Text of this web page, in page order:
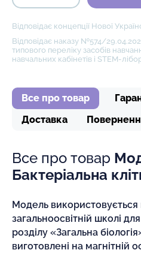
Відповідає концепції Нової
Відповідає наказу №574/
типового переліку засобів
навчальних кабінетів і STEM-
Все про товар
Доставка
Все про товар
Бактеріальна
Модель використовується
загальноосвітній школі
розділу «Загальна
виготовлені на магнітній